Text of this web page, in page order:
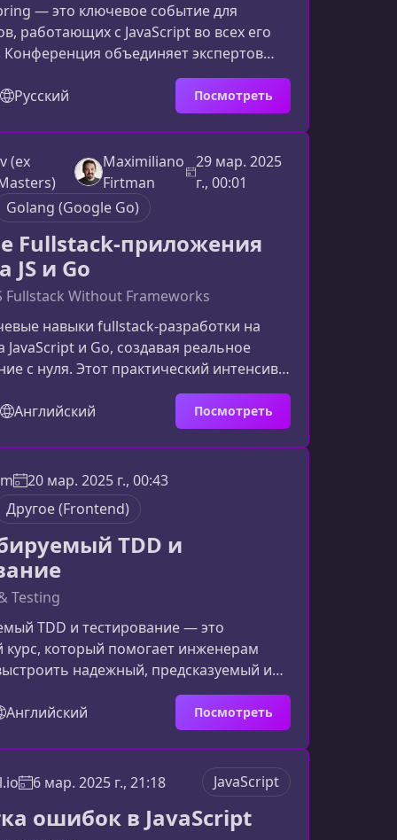
— это ключевое событие для
работающих с JavaScript во всех его
Конференция объединяет экспертов
и смежных технологий, помогая
навыки, узнать о новейших
идеями сообщества.Что
2025 Spring уникальнымКаждый сезон
это возможность окунуться в среду,
лучшие разработчики и инженеры,
оп
Русский Посмотреть
(ex
Maximiliano
Firtman
29 мар. 2025
г., 00:01
Golang (Google Go)
Fullstack-приложения
JS и Go
Fullstack Without Frameworks
навыки fullstack‑разработки на
JavaScript и Go, создавая реальное
с нуля. Этот практический интенсив
архитектуру fullstack‑проектов,
работать без фреймворков и
созданию продакшен‑приложений.Что
собой интенсивИнтенсив «Создание
на Vanilla JS и Go» — это сжатый,
прикладной курс, в рамках которого
Английский Посмотреть
20 мар. 2025 г., 00:43
Другое (Frontend)
TDD и
Testing
TDD и тестирование — это
курс, который помогает инженерам
надежный, предсказуемый и
процесс тестирования. Подходы,
не привязаны к конкретным
что позволяет применять методики в
чём этот курсКурс раскрывает
и стратегии, которые позволяют
UI прозрачным, быстрым и
Вы научи
Английский Посмотреть
6 мар. 2025 г., 21:18 JavaScript
ошибок в JavaScript